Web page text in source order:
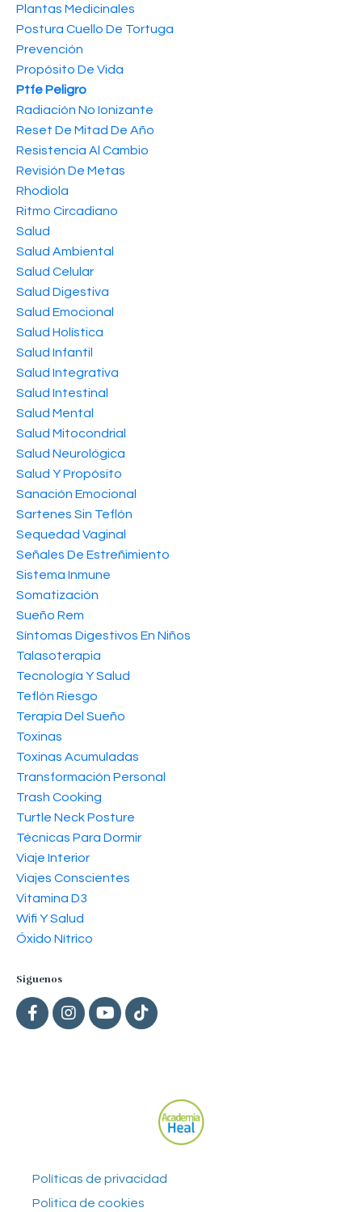
Plantas Medicinales
Postura Cuello De Tortuga
Prevención
Propósito De Vida
Ptfe Peligro
Radiación No Ionizante
Reset De Mitad De Año
Resistencia Al Cambio
Revisión De Metas
Rhodiola
Ritmo Circadiano
Salud
Salud Ambiental
Salud Celular
Salud Digestiva
Salud Emocional
Salud Holística
Salud Infantil
Salud Integrativa
Salud Intestinal
Salud Mental
Salud Mitocondrial
Salud Neurológica
Salud Y Propósito
Sanación Emocional
Sartenes Sin Teflón
Sequedad Vaginal
Señales De Estreñimiento
Sistema Inmune
Somatización
Sueño Rem
Síntomas Digestivos En Niños
Talasoterapia
Tecnología Y Salud
Teflón Riesgo
Terapia Del Sueño
Toxinas
Toxinas Acumuladas
Transformación Personal
Trash Cooking
Turtle Neck Posture
Técnicas Para Dormir
Viaje Interior
Viajes Conscientes
Vitamina D3
Wifi Y Salud
Óxido Nítrico
Siguenos
Políticas de privacidad
Politica de cookies